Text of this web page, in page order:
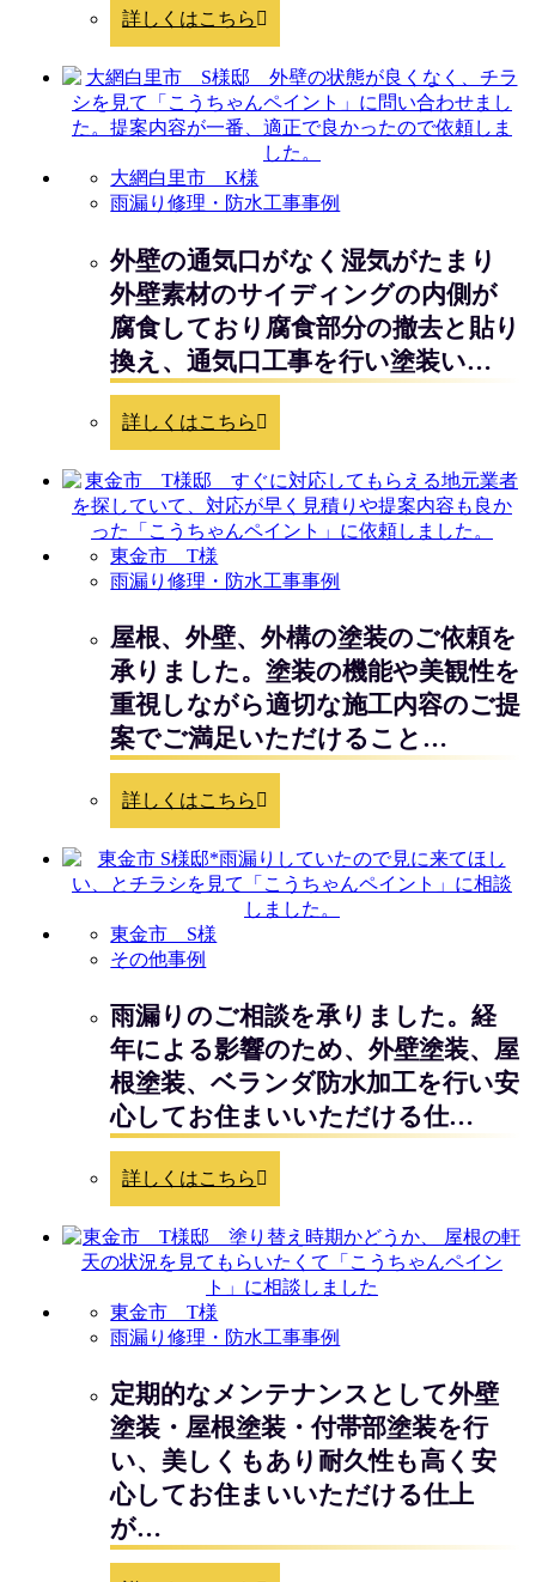
詳しくはこちら
大網白里市 K様
雨漏り修理・防水工事事例
外壁の通気口がなく湿気がたまり
外壁素材のサイディングの内側が
腐食しており腐食部分の撤去と貼り
換え、通気口工事を行い塗装い…
詳しくはこちら
東金市 T様
雨漏り修理・防水工事事例
屋根、外壁、外構の塗装のご依頼を
承りました。塗装の機能や美観性を
重視しながら適切な施工内容のご提
案でご満足いただけること…
詳しくはこちら
東金市 S様
その他事例
雨漏りのご相談を承りました。経
年による影響のため、外壁塗装、屋
根塗装、ベランダ防水加工を行い安
心してお住まいいただける仕…
詳しくはこちら
東金市 T様
雨漏り修理・防水工事事例
定期的なメンテナンスとして外壁
塗装・屋根塗装・付帯部塗装を行
い、美しくもあり耐久性も高く安
心してお住まいいただける仕上
が…